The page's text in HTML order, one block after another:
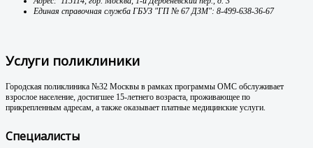
Единая справочная служба ГБУЗ "ГП № 67 ДЗМ": 8-499-638-36-67
Услуги поликлиники
Городская поликлиника №32 Москвы в рамках программы ОМС обслуживает
взрослое население, достигшее 15-летнего возраста, проживающее по
прикрепленным адресам, а также оказывает платные медицинские услуги.
Специалисты